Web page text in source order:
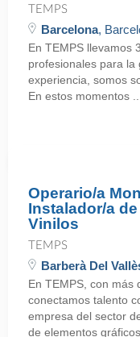
TEMPS
Barcelona,
En TEMPS llevamos
profesionales para la
experiencia, somos
En estos momentos ...
Operario/a
Instalador/a
Vinilos
TEMPS
Barberà Del
En TEMPS, con más
conectamos talento
empresa del sector
de elementos